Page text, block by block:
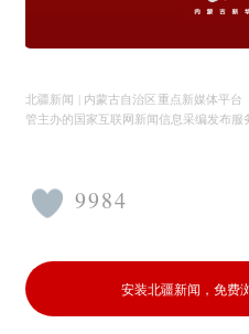
北疆新闻 | 内蒙古自治区重点新媒体平台
管主办的国家互联网新闻信息采编发布服
9984
安装北疆新闻，免费